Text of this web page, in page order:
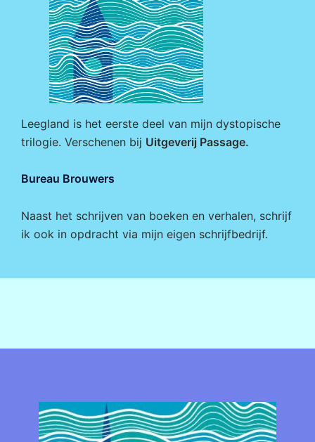
Leegland is het eerste deel van mijn dystopische
trilogie. Verschenen bij Uitgeverij Passage.
Bureau Brouwers
Naast het schrijven van boeken en verhalen, schrijf
ik ook in opdracht via mijn eigen schrijfbedrijf.